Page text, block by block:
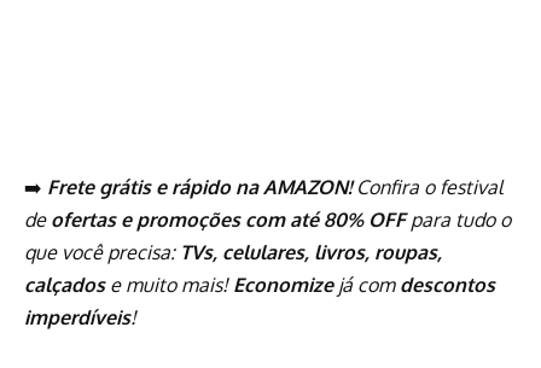
➡️ Frete grátis e rápido na AMAZON!Confira o festival
de ofertas e promoções com até 80% OFFpara tudo o
que você precisa: TVs, celulares, livros, roupas,
calçadose muito mais! Economizejá com descontos
imperdíveis!